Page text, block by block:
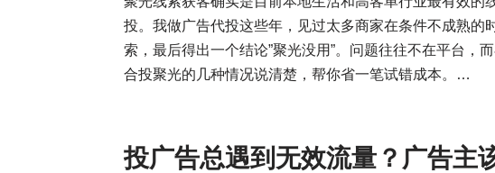
投。我做广告代投这些年，见过太多商家在条件不成熟的
索，最后得出一个结论”聚光没用”。问题往往不在平台，
合投聚光的几种情况说清楚，帮你省一笔试错成本。…
投广告总遇到无效流量？广告主